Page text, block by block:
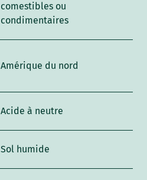
comestibles ou
condimentaires
Amérique du nord
Acide à neutre
Sol humide